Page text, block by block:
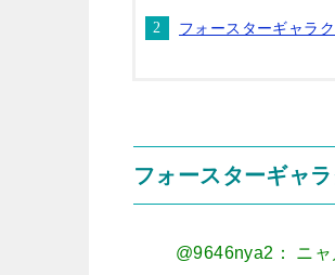
フォースターギャラ
フォースターギャ
@9646nya2： ニ